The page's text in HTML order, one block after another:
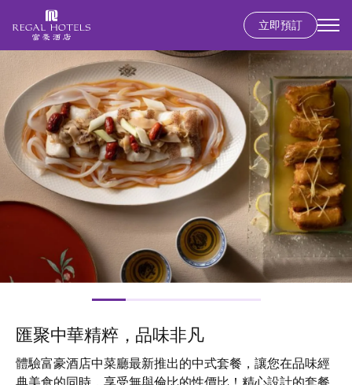
內
容
立即預訂
Secondary
menu
匯聚中華精粹，品味非凡
體驗富豪酒店中菜廳最新推出的中式套餐，讓您在品味經